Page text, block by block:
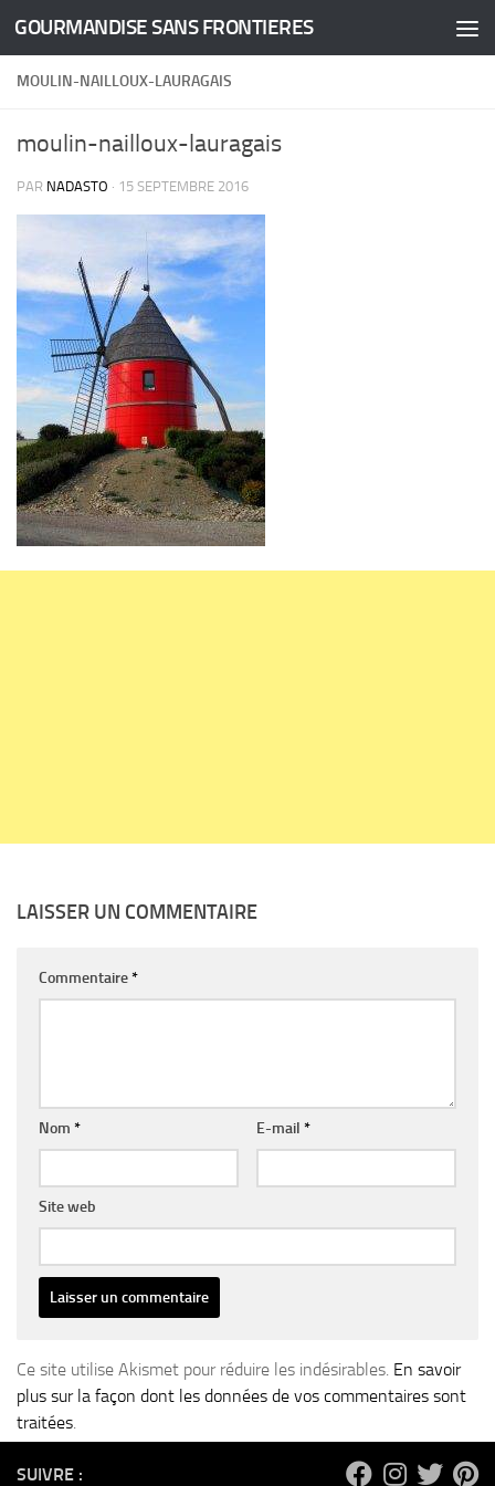
Skip to content
GOURMANDISE SANS FRONTIERES
MOULIN-NAILLOUX-LAURAGAIS
moulin-nailloux-lauragais
PAR NADASTO · 15 SEPTEMBRE 2016
LAISSER UN COMMENTAIRE
Commentaire*
Nom * E-mail *
Site web
Ce site utilise Akismet pour réduire les indésirables. En savoir
plus sur la façon dont les données de vos commentaires sont
traitées.
SUIVRE :